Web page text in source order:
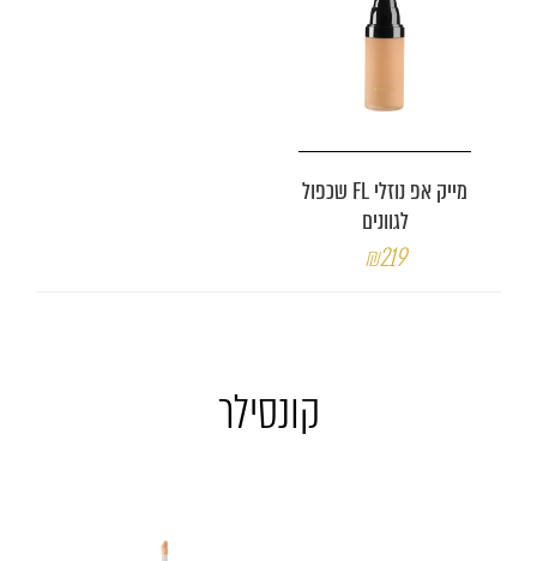
מייק אפ נוזלי FL שכפול
לגוונים
₪219
קונסילר